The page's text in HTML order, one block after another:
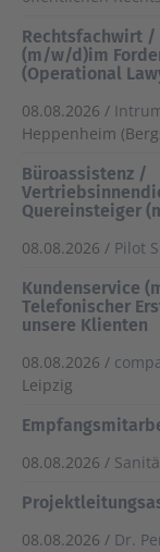
Rechtsfachwirt /
(m/w/d)im
(Operational
08.08.2026 /
Heppenheim
Büroassistenz /
Quereinsteiger
08.08.2026 / Pilot
Kundenservice
Telefonischer
unsere Klienten
08.08.2026 /
Leipzig
08.08.2026 /
08.08.2026 / Dr.